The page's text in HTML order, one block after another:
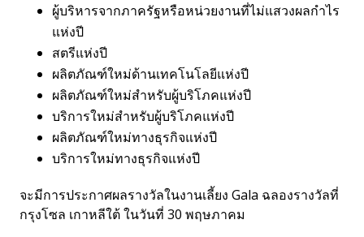
ผู้บริหารจากภาครัฐหรือหน่วยงานที่ไม่แสวงผลกำไร
แห่งปี
สตรีแห่งปี
ผลิตภัณฑ์ใหม่ด้านเทคโนโลยีแห่งปี
ผลิตภัณฑ์ใหม่สำหรับผู้บริโภคแห่งปี
บริการใหม่สำหรับผู้บริโภคแห่งปี
ผลิตภัณฑ์ใหม่ทางธุรกิจแห่งปี
บริการใหม่ทางธุรกิจแห่งปี
จะมีการประกาศผลรางวัลในงานเลี้ยง Gala ฉลองรางวัลที่
กรุงโซล เกาหลีใต้ ในวันที่ 30 พฤษภาคม